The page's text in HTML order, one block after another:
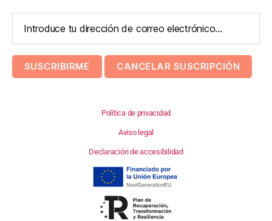
Política de privacidad
Aviso legal
Declaración de accesibilidad